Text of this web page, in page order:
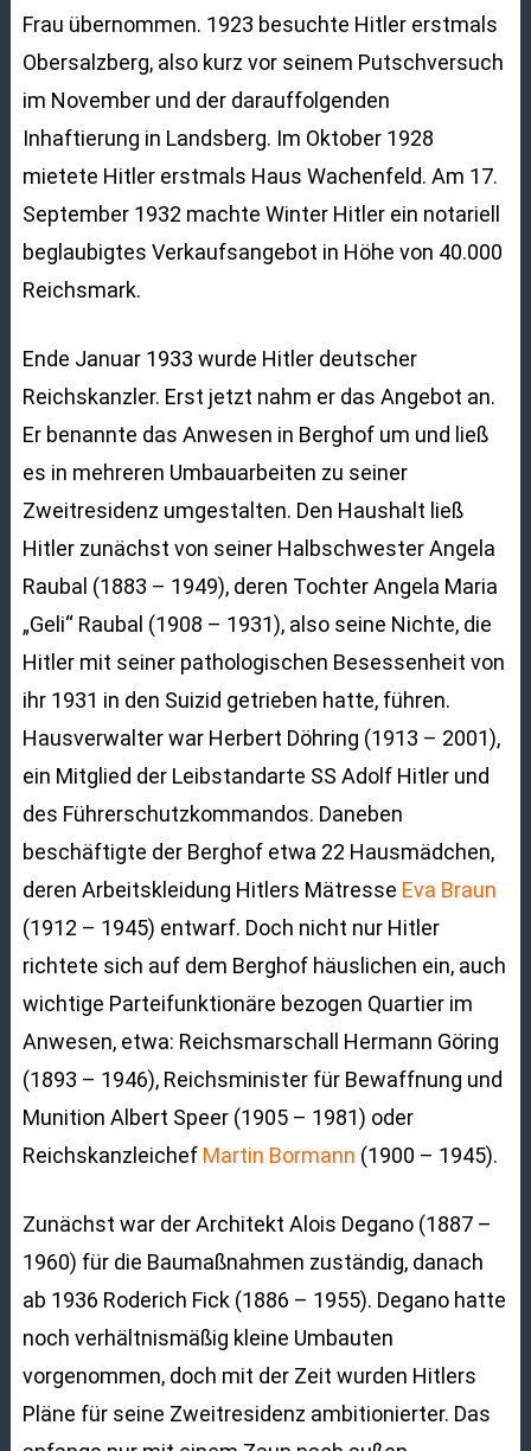
Frau übernommen. 1923 besuchte Hitler erstmals
Obersalzberg, also kurz vor seinem Putschversuch
im November und der darauffolgenden
Inhaftierung in Landsberg. Im Oktober 1928
mietete Hitler erstmals Haus Wachenfeld. Am 17.
September 1932 machte Winter Hitler ein notariell
beglaubigtes Verkaufsangebot in Höhe von 40.000
Reichsmark.
Ende Januar 1933 wurde Hitler deutscher
Reichskanzler. Erst jetzt nahm er das Angebot an.
Er benannte das Anwesen in Berghof um und ließ
es in mehreren Umbauarbeiten zu seiner
Zweitresidenz umgestalten. Den Haushalt ließ
Hitler zunächst von seiner Halbschwester Angela
Raubal (1883 – 1949), deren Tochter Angela Maria
„Geli“ Raubal (1908 – 1931), also seine Nichte, die
Hitler mit seiner pathologischen Besessenheit von
ihr 1931 in den Suizid getrieben hatte, führen.
Hausverwalter war Herbert Döhring (1913 – 2001),
ein Mitglied der Leibstandarte SS Adolf Hitler und
des Führerschutzkommandos. Daneben
beschäftigte der Berghof etwa 22 Hausmädchen,
deren Arbeitskleidung Hitlers Mätresse Eva Braun
(1912 – 1945) entwarf. Doch nicht nur Hitler
richtete sich auf dem Berghof häuslichen ein, auch
wichtige Parteifunktionäre bezogen Quartier im
Anwesen, etwa: Reichsmarschall Hermann Göring
(1893 – 1946), Reichsminister für Bewaffnung und
Munition Albert Speer (1905 – 1981) oder
Reichskanzleichef Martin Bormann (1900 – 1945).
Zunächst war der Architekt Alois Degano (1887 –
1960) für die Baumaßnahmen zuständig, danach
ab 1936 Roderich Fick (1886 – 1955). Degano hatte
noch verhältnismäßig kleine Umbauten
vorgenommen, doch mit der Zeit wurden Hitlers
Pläne für seine Zweitresidenz ambitionierter. Das